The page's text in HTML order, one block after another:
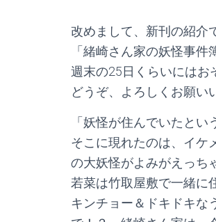
改めまして、新刊の紹介
「緒崎さん家の妖怪事件
週末の25日くらいにはお
どうぞ、よろしくお願い
「妖怪が住んでいたと
そこに現れたのは、イ
の大妖怪がよみがえっち
若菜は竹取屋敷で一緒に
キンチョー＆ドキドキな